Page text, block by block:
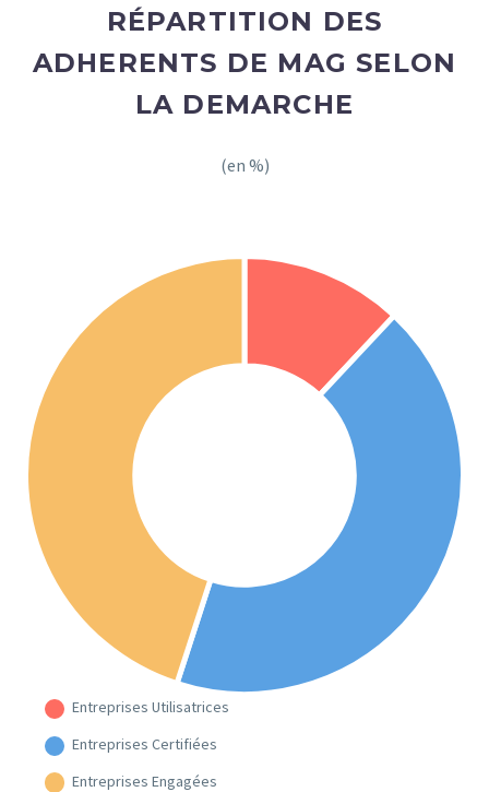
RÉPARTITION DES
ADHERENTS DE MAG SELON
LA DEMARCHE
(en %)
Entreprises Utilisatrices
Entreprises Certifiées
Entreprises Engagées